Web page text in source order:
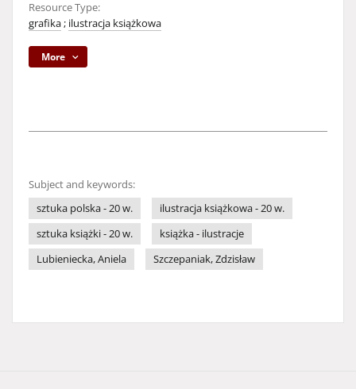
Resource Type:
grafika; ilustracja książkowa
More
Subject and keywords:
sztuka polska - 20 w.
ilustracja książkowa - 20 w.
sztuka książki - 20 w.
książka - ilustracje
Lubieniecka, Aniela
Szczepaniak, Zdzisław